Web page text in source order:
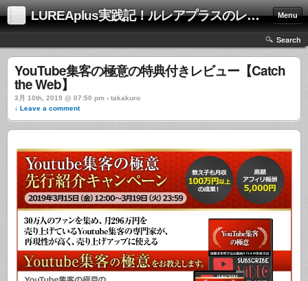
LUREAplus実践記！ルレアプラスのレビューサイト！ Menu
Search
YouTube集客の極意の特典付きレビュー【Catch
the Web】
3月 10th, 2019 @ 07:50 pm › takakuro
↓ Leave a comment